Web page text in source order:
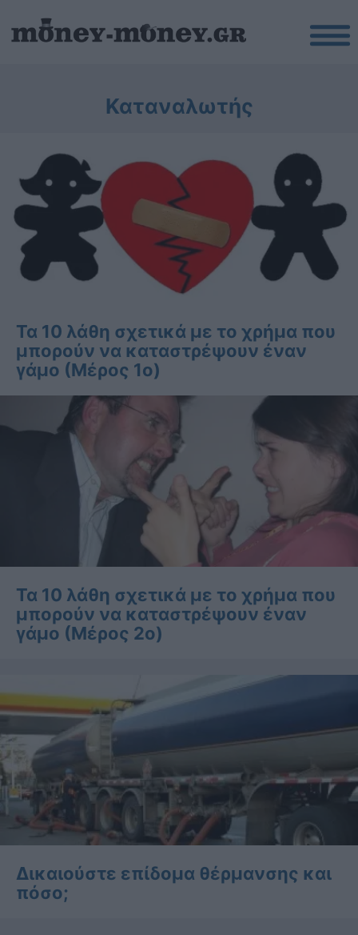
Καταναλωτής
Τα 10 λάθη σχετικά με το χρήμα που
μπορούν να καταστρέψουν έναν
γάμο (Μέρος 1ο)
Τα 10 λάθη σχετικά με το χρήμα που
μπορούν να καταστρέψουν έναν
γάμο (Μέρος 2ο)
Δικαιούστε επίδομα θέρμανσης και
πόσο;